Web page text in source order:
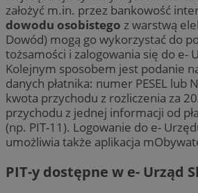
założyć m.in. przez bankowość
dowodu osobistego z warstwą
Dowód) mogą go wykorzystać do
tożsamości i zalogowania się do e-
Kolejnym sposobem jest podanie
danych płatnika: numer PESEL lub
kwota przychodu z rozliczenia za
przychodu z jednej informacji od
(np. PIT-11). Logowanie do e-
umożliwia także aplikacja
PIT-y dostępne w e- Urząd